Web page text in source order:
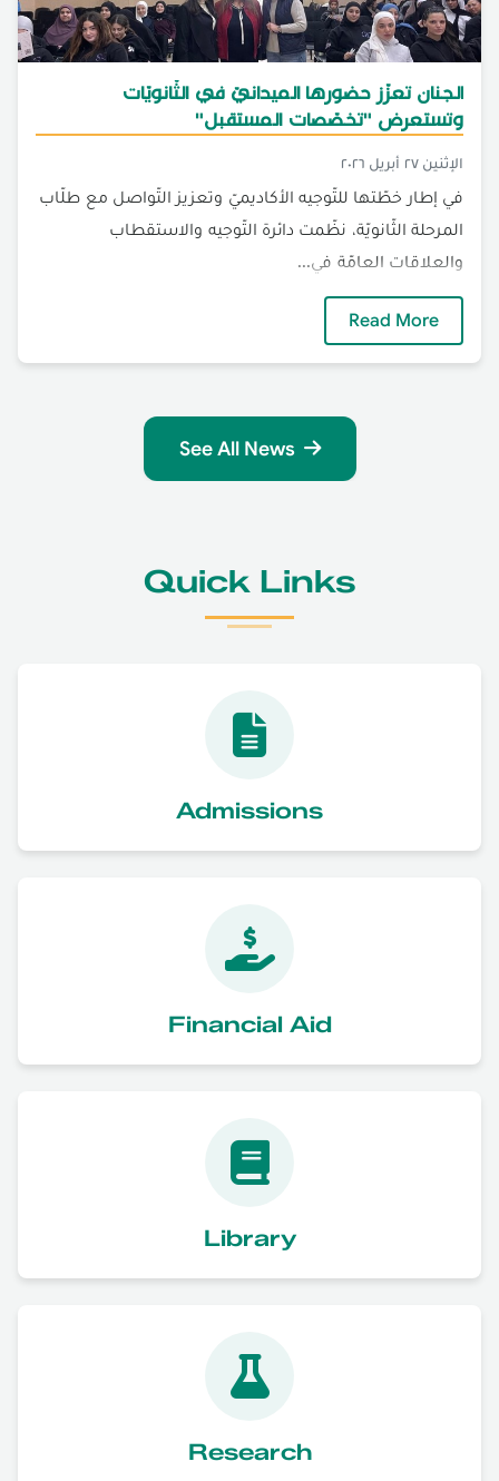
الجنان تعزّز حضورها الميدانيّ في الثّانويّات
وتستعرض "تخصّصات المستقبل"
الإثنين ٢٧ أبريل ٢٠٢٦
في إطار خطّتها للتّوجيه الأكاديميّ وتعزيز التّواصل مع طلّاب
المرحلة الثّانويّة، نظّمت دائرة التّوجيه والاستقطاب
والعلاقات العامّة في...
Read More
See All News
Quick Links
Admissions
Financial Aid
Library
Research